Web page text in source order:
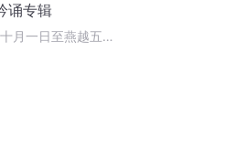
诵专辑
月一日至燕越五